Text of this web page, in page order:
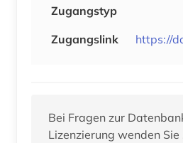
Zugangstyp
Zugangslink
https://
Bei Fragen zur
Lizenzierung wenden